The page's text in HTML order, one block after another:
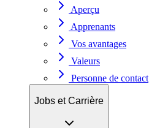
Aperçu
Apprenants
Vos avantages
Valeurs
Personne de contact
Jobs et Carrière